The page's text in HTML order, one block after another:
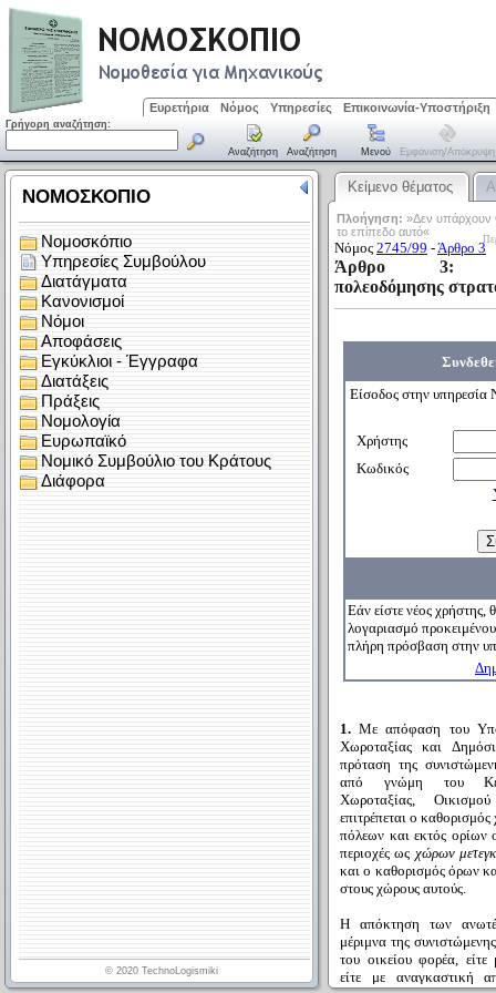
Ευρετήρια Νόμος Υπηρεσίες Επικοινωνία-Υποστήριξη
Γρήγορη αναζήτηση:
Αναζήτηση Αναζήτηση Μενού Εμφάνιση/απόκρυψη
Κείμενο θέματος